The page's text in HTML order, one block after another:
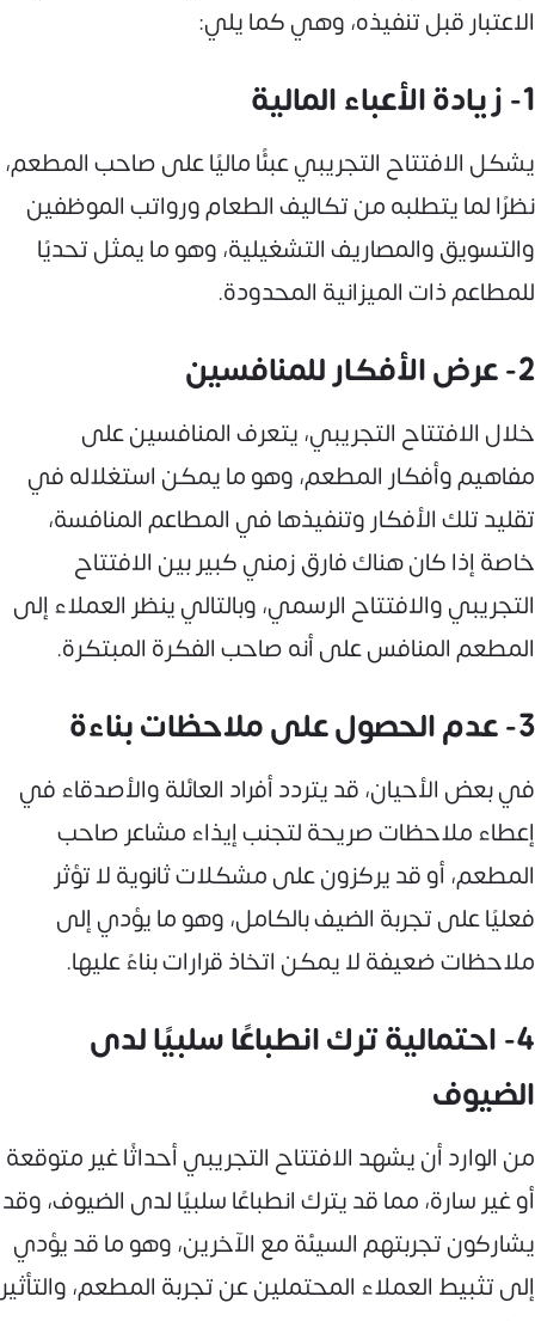
الاعتبار قبل تنفيذه، وهي كما يلي:
1- زيادة الأعباء المالية
يشكل الافتتاح التجريبي عبئًا ماليًا على صاحب المطعم،
نظرًا لما يتطلبه من تكاليف الطعام ورواتب الموظفين
والتسويق والمصاريف التشغيلية، وهو ما يمثل تحديًا
للمطاعم ذات الميزانية المحدودة.
2- عرض الأفكار للمنافسين
خلال الافتتاح التجريبي، يتعرف المنافسين على
مفاهيم وأفكار المطعم، وهو ما يمكن استغلاله في
تقليد تلك الأفكار وتنفيذها في المطاعم المنافسة،
خاصة إذا كان هناك فارق زمني كبير بين الافتتاح
التجريبي والافتتاح الرسمي، وبالتالي ينظر العملاء إلى
المطعم المنافس على أنه صاحب الفكرة المبتكرة.
3- عدم الحصول على ملاحظات بناءة
في بعض الأحيان، قد يتردد أفراد العائلة والأصدقاء في
إعطاء ملاحظات صريحة لتجنب إيذاء مشاعر صاحب
المطعم، أو قد يركزون على مشكلات ثانوية لا تؤثر
فعليًا على تجربة الضيف بالكامل، وهو ما يؤدي إلى
ملاحظات ضعيفة لا يمكن اتخاذ قرارات بناءً عليها.
4- احتمالية ترك انطباعًا سلبيًا لدى
الضيوف
من الوارد أن يشهد الافتتاح التجريبي أحداثًا غير متوقعة
أو غير سارة، مما قد يترك انطباعًا سلبيًا لدى الضيوف، وقد
يشاركون تجربتهم السيئة مع الآخرين، وهو ما قد يؤدي
إلى تثبيط العملاء المحتملين عن تجربة المطعم، والتأثير